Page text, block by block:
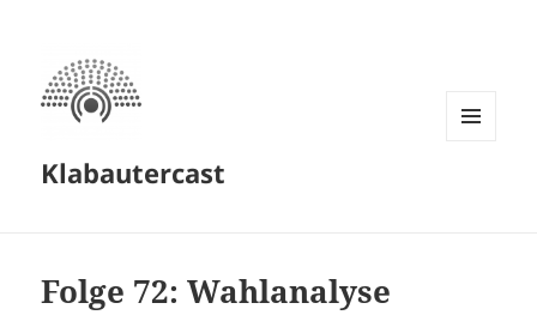
Klabautercast
Folge 72: Wahlanalyse